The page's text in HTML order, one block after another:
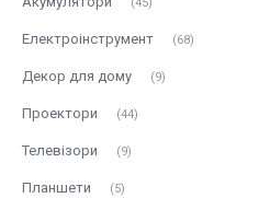
Електроінструмент 68
Декор для дому 9
Проектори 44
Телевізори 9
Планшети 5